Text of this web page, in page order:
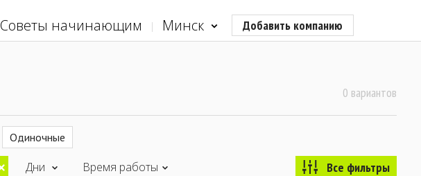
Советы начинающим Минск Добавить компанию
0 вариантов
Одиночные
Дни Время работы Все фильтры